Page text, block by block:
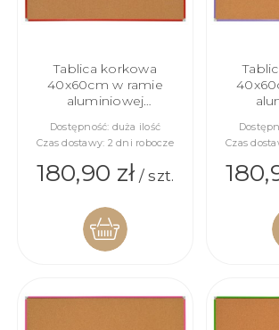
Tablica korkowa
40x60cm w ramie
aluminiowej
Dostępność: duża ilość
Czas dostawy: 2 dni robocze
180,90 zł/ szt.
Czas